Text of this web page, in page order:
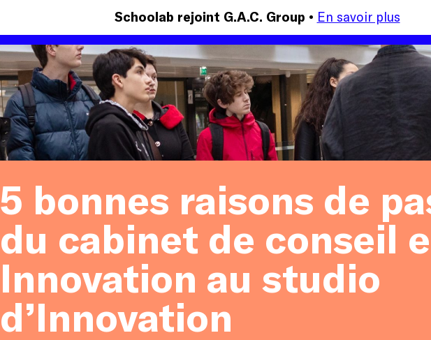
Schoolab rejoint G.A.C. Group • En savoir plus
5 bonnes raisons de
du cabinet de conseil
Innovation au studio
d’Innovation